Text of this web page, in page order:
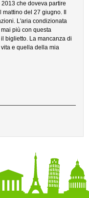
2013 che doveva partire
del 27 giugno. Il
L'aria condizionata
più con questa
biglietto. La mancanza di
e quella della mia